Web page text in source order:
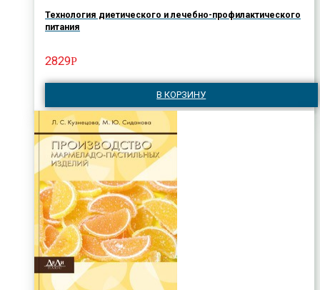
Технология диетического и лечебно-профилактического
питания
2829Р
В КОРЗИНУ